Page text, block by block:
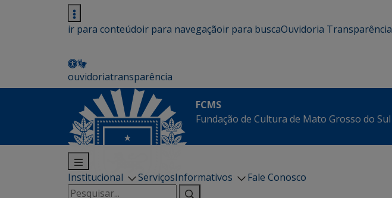
ir para conteúdoir para navegaçãoir para buscaOuvidoria Transparência
ouvidoriatransparência
FCMS
Fundação de Cultura de Mato Grosso do Sul
Institucional ServiçosInformativos
Fale Conosco
Pesquisar